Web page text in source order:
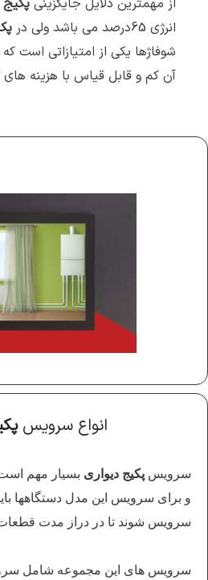
از مهمترین دلایل جایگزینی پکیج
انرژی 65درصد می باشد ولی در
شوفاژها یکی از امتیازاتی است
آن کم و قابل قیاس با هزینه های
انواع سرویس
سرویس پکیج دیواری
و برای سرویس این مدل دستگاهها
سرویس شوند تا در دراز مدت